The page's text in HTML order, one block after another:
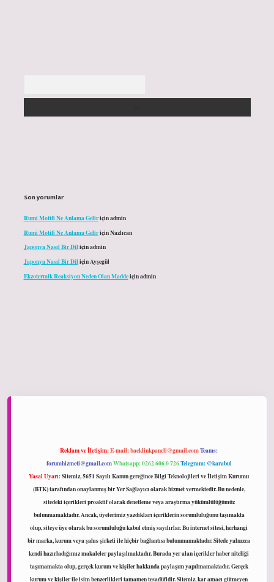
Son yorumlar
Rumi Motifi Ne Anlama Geliriçinadmin
Rumi Motifi Ne Anlama GeliriçinNazlıcan
Japonya Nasıl Bir Diliçinadmin
Japonya Nasıl Bir DiliçinAyşegül
Ekzotermik Reaksiyon Neden Olan Maddeiçinadmin
Reklam ve İletişim:E-mail:backlinkpaneli@gmail.comTeams:
forumhizmeti@gmail.comWhatsapp: 0262 606 0 726Telegram: @karabul
Yasal Uyarı:Sitemiz, 5651 Sayılı Kanun gereğince Bilgi Teknolojileri ve İletişim Kurumu
(BTK) tarafından onaylanmış bir Yer Sağlayıcı olarak hizmet vermektedir. Bu nedenle,
sitedeki içerikleri proaktif olarak denetleme veya araştırma yükümlülüğümüz
bulunmamaktadır. Ancak, üyelerimiz yazdıkları içeriklerin sorumluluğunu taşımakta
olup, siteye üye olarak bu sorumluluğu kabul etmiş sayılırlar. Bu internet sitesi, herhangi
bir marka, kurum veya şahıs şirketi ile hiçbir bağlantısı bulunmamaktadır. Sitede yalnızca
kendi hazırladığımız makaleler paylaşılmaktadır. Burada yer alan içerikler haber niteliği
taşımamakta olup, gerçek kurum ve kişiler hakkında paylaşım yapılmamaktadır. Gerçek
kurum ve kişiler ile isim benzerlikleri tamamen tesadüfidir. Sitemiz, kar amacı gütmeyen